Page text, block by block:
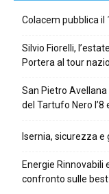
Colacem pubblica il
Silvio Fiorelli,
Portera al tour
San Pietro
del Tartufo Nero l’8
Isernia, sicurezza
Energie Rinnovabili
confronto sulle